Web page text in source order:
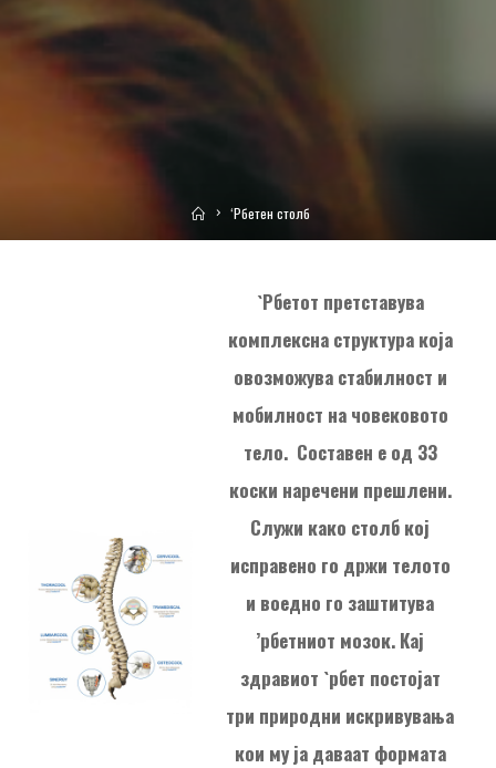
Home‘Рбетен столб
`Рбетот претставува
комплексна структура која
овозможува стабилност и
мобилност на човековото
тело. Составен e од 33
коски наречени прешлени.
Служи како столб кој
исправено го држи телото
и воедно го заштитува
’рбетниот мозок. Кај
здравиот `рбет постојат
три природни искривувања
кои му ја даваат формата